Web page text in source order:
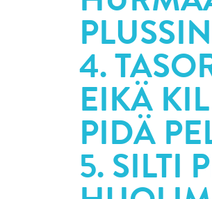
4.
EIKÄ
PIDÄ
5. SILTI